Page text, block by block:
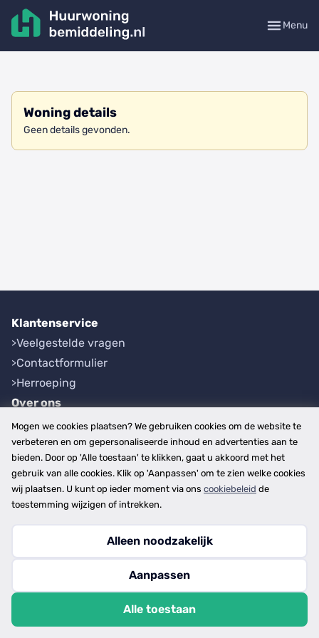
Menu
Woning details
Geen details gevonden.
Klantenservice
Veelgestelde vragen
Contactformulier
Herroeping
Over ons
Bedrijfsgegevens
Werkwijze
Overzichten
Plaatsen
Provincies
Copyright © 2026
privacy- en cookiebeleid
Mogen we cookies plaatsen? We gebruiken cookies om de website te
verbeteren en om gepersonaliseerde inhoud en advertenties aan te
bieden. Door op 'Alle toestaan' te klikken, gaat u akkoord met het
gebruik van alle cookies. Klik op 'Aanpassen' om te zien welke cookies
wij plaatsen. U kunt op ieder moment via ons cookiebeleid de
toestemming wijzigen of intrekken.
Alleen noodzakelijk
Aanpassen
Alle toestaan